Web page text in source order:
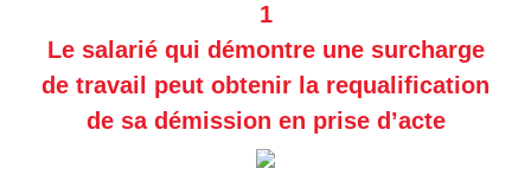
1
Le salarié qui démontre une surcharge
de travail peut obtenir la requalification
de sa démission en prise d’acte